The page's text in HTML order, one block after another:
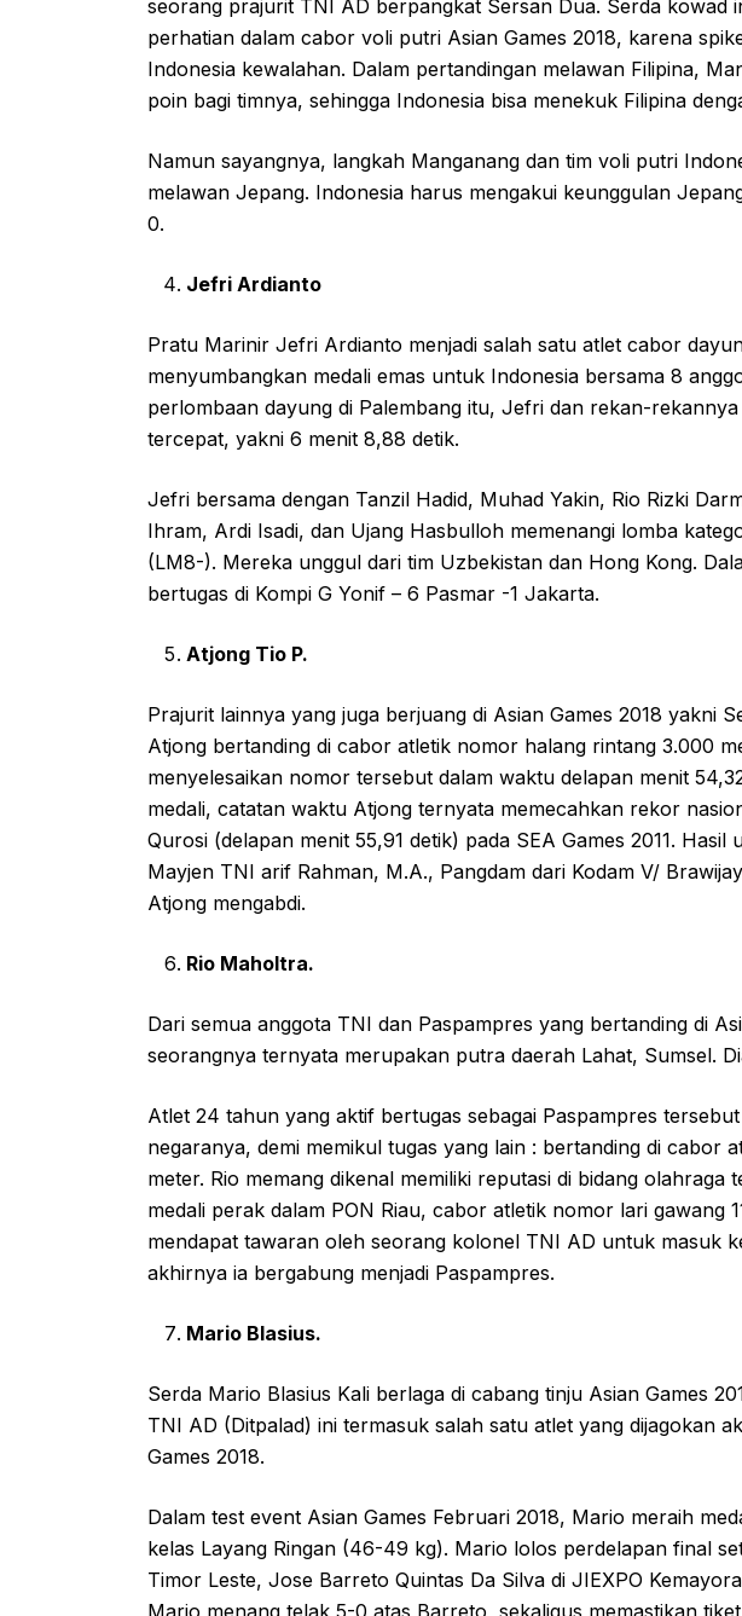
seorang prajurit TNI AD berpangkat Sersan Dua. Serda kowad
perhatian dalam cabor voli putri Asian Games 2018, karena
Indonesia kewalahan. Dalam pertandingan melawan Filipina,
poin bagi timnya, sehingga Indonesia bisa menekuk Filipina
Namun sayangnya, langkah Manganang dan tim voli putri
melawan Jepang. Indonesia harus mengakui keunggulan
0.
Jefri Ardianto
Pratu Marinir Jefri Ardianto menjadi salah satu atlet cabor
menyumbangkan medali emas untuk Indonesia bersama 8
perlombaan dayung di Palembang itu, Jefri dan rekan-
tercepat, yakni 6 menit 8,88 detik.
Jefri bersama dengan Tanzil Hadid, Muhad Yakin, Rio Rizki
Ihram, Ardi Isadi, dan Ujang Hasbulloh memenangi lomba
(LM8-). Mereka unggul dari tim Uzbekistan dan Hong Kong.
bertugas di Kompi G Yonif – 6 Pasmar -1 Jakarta.
Atjong Tio P.
Prajurit lainnya yang juga berjuang di Asian Games 2018 yakni
Atjong bertanding di cabor atletik nomor halang rintang 3.000
menyelesaikan nomor tersebut dalam waktu delapan menit
medali, catatan waktu Atjong ternyata memecahkan rekor
Qurosi (delapan menit 55,91 detik) pada SEA Games 2011. Hasil
Mayjen TNI arif Rahman, M.A., Pangdam dari Kodam V/
Atjong mengabdi.
Rio Maholtra.
Dari semua anggota TNI dan Paspampres yang bertanding di
seorangnya ternyata merupakan putra daerah Lahat, Sumsel.
Atlet 24 tahun yang aktif bertugas sebagai Paspampres
negaranya, demi memikul tugas yang lain : bertanding di cabor
meter. Rio memang dikenal memiliki reputasi di bidang olahraga
medali perak dalam PON Riau, cabor atletik nomor lari gawang
mendapat tawaran oleh seorang kolonel TNI AD untuk masuk
akhirnya ia bergabung menjadi Paspampres.
Mario Blasius.
Serda Mario Blasius Kali berlaga di cabang tinju Asian Games
TNI AD (Ditpalad) ini termasuk salah satu atlet yang dijagokan
Games 2018.
Dalam test event Asian Games Februari 2018, Mario meraih
kelas Layang Ringan (46-49 kg). Mario lolos perdelapan final
Timor Leste, Jose Barreto Quintas Da Silva di JIEXPO